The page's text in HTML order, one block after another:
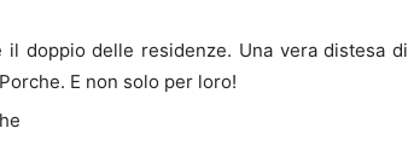
doppio delle residenze. Una vera distesa di
E non solo per loro!